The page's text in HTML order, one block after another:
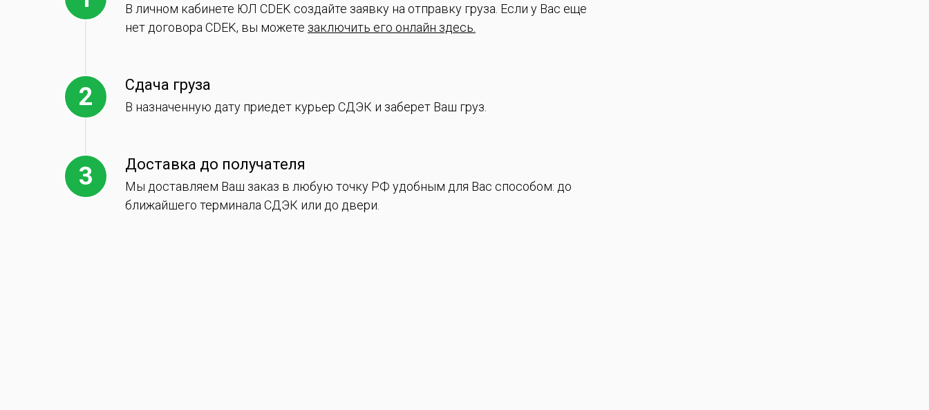
В личном кабинете ЮЛ CDEK создайте заявку на отправку груза. Если у Вас еще
нет договора CDEK, вы можете заключить его онлайн здесь.
Сдача груза
В назначенную дату приедет курьер СДЭК и заберет Ваш груз.
Доставка до получателя
Мы доставляем Ваш заказ в любую точку РФ удобным для Вас способом: до
ближайшего терминала СДЭК или до двери.